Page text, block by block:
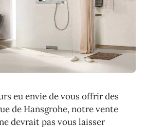
eu envie de vous offrir des
de Hansgrohe, notre vente
devrait pas vous laisser